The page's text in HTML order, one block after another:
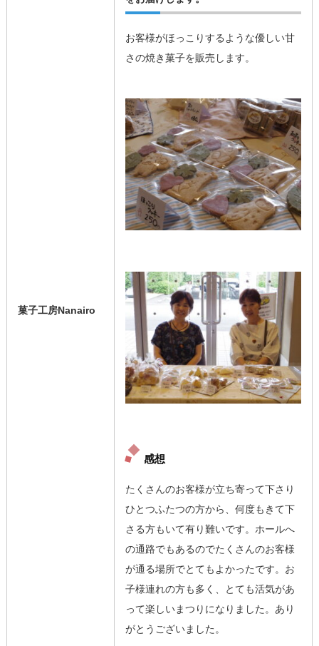
菓子工房Nanairo
お客様がほっこりするような優しい甘
さの焼き菓子を販売します。
感想
たくさんのお客様が立ち寄って下さり
ひとつふたつの方から、何度もきて下
さる方もいて有り難いです。ホールへ
の通路でもあるのでたくさんのお客様
が通る場所でとてもよかったです。お
子様連れの方も多く、とても活気があ
って楽しいまつりになりました。あり
がとうございました。